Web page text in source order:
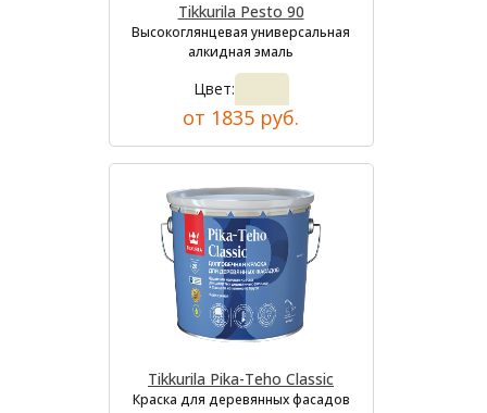
Tikkurila Pesto 90
Высокоглянцевая универсальная
алкидная эмаль
Цвет:
от 1835 руб.
Tikkurila Pika-Teho Classic
Краска для деревянных фасадов